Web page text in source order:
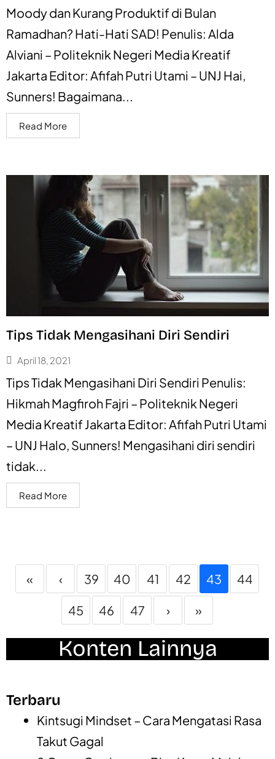
Moody dan Kurang Produktif di Bulan
Ramadhan? Hati-Hati SAD! Penulis: Alda
Alviani – Politeknik Negeri Media Kreatif
Jakarta Editor: Afifah Putri Utami – UNJ Hai,
Sunners! Bagaimana...
Read More
Tips Tidak Mengasihani Diri Sendiri
April 18, 2021
Tips Tidak Mengasihani Diri Sendiri Penulis:
Hikmah Magfiroh Fajri – Politeknik Negeri
Media Kreatif Jakarta Editor: Afifah Putri Utami
– UNJ Halo, Sunners! Mengasihani diri sendiri
tidak...
Read More
« ‹ 39 40 41 42 43 44
45 46 47 › »
Konten Lainnya
Terbaru
Kintsugi Mindset – Cara Mengatasi Rasa
Takut Gagal